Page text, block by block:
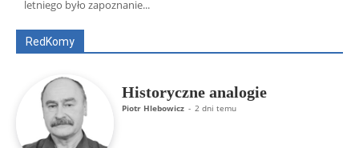
letniego było zapoznanie...
RedKomy
ks. Jarosław Wąsowicz SDB
Historyczne analogie
Piotr Hlebowicz - 2 dni temu